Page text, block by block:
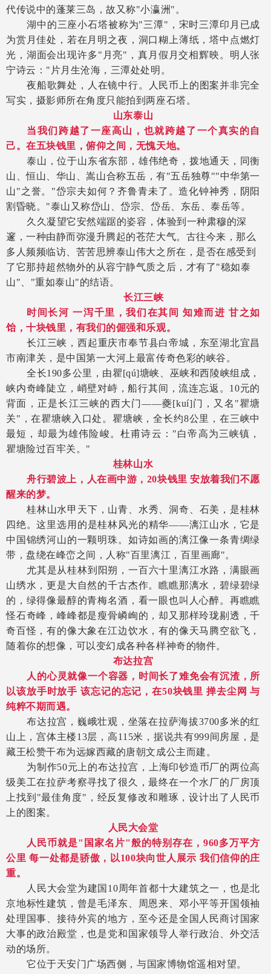
代传说中的蓬莱三岛，故又称"小瀛洲"。
湖中的三座小石塔被称为"三潭"，宋时三潭印月已成
为赏月佳处，若在月明之夜，洞口糊上薄纸，塔中点燃灯
光，湖面会出现许多"月亮"，真月假月交相辉映。明人张
宁诗云："片月生沧海，三潭处处明。
夜船歌舞处，人在镜中行。人民币上的图案并非完全
写实，摄影师所在角度只能拍到两座石塔。
山东泰山
当我们跨越了一座高山，也就跨越了一个真实的自
己。在五块钱里，俯仰之间，无愧天地。
泰山，位于山东省东部，雄伟绝奇，拨地通天，同衡
山、恒山、华山、嵩山合称五岳，有"五岳独尊""中华第一
山"之誉。"岱宗夫如何？齐鲁青未了。造化钟神秀，阴阳
割昏晓。"泰山又称岱山、岱宗、岱岳、东岳、泰岳等。
久久凝望它安然端踞的姿容，体验到一种肃穆的深
邃，一种由静而弥漫升腾起的苍茫大气。古往今来，那么
多人频频临访、苦苦思辨泰山伟大之所在，是否在感受到
了它那持超然物外的从容宁静气质之后，才有了"稳如泰
山"、"重如泰山"的结语。
长江三峡
时间长河 一泻千里，我们在其间 知难而进 甘之如
饴，十块钱里，有我们的倔强和乐观。
长江三峡，西起重庆市奉节县白帝城，东至湖北宜昌
市南津关，是中国第一大河上最富传奇色彩的峡谷。
全长190多公里，由瞿[qú]塘峡、巫峡和西陵峡组成，
峡内奇峰陡立，峭壁对峙，船行其间，流连忘返。10元的
背面，正是长江三峡的西大门——夔[kuí]门，又名"瞿塘
关"，在瞿塘峡入口处。瞿塘峡，全长约8公里，在三峡中
最短，却最为雄伟险峻。杜甫诗云："白帝高为三峡镇，
瞿塘险过百牢关。"
桂林山水
舟行碧波上，人在画中游， 20块钱里 安放着我们不愿
醒来的梦。
桂林山水甲天下，山青、水秀、洞奇、石美，是桂林
四绝。这里选用的是桂林风光的精华——漓江山水，它是
中国锦绣河山的一颗明珠。如诗如画的漓江像一条青绸绿
带，盘绕在峰峦之间，人称"百里漓江，百里画廊"。
尤其是从桂林到阳朔，一百六十里漓江水路，满眼画
山绣水，更是大自然的千古杰作。瞧瞧那漓水，碧绿碧绿
的，绿得像最醇的青梅名酒，看一眼也叫人心醉。再瞧瞧
怪石奇峰，峰峰都是瘦骨嶙峋的，却又那样玲珑剔透，千
奇百怪，有的像大象在江边饮水，有的像天马腾空欲飞，
随着你的想像，可以变幻成各种各样神奇的物件。
布达拉宫
人的心灵就像一个容器，时间长了难免会有沉渣，所
以该放手时放手 该忘记的忘记，在50块钱里 掸去尘网 与
纯粹不期而遇。
布达拉宫，巍峨壮观，坐落在拉萨海拔3700多米的红
山上，宫体主楼13层，高115米，据说共有999间房屋，是
藏王松赞干布为远嫁西藏的唐朝文成公主而建。
为制作50元上的布达拉宫，上海印钞造币厂的两位高
级美工在拉萨考察寻找了很久，最终在一个水厂的厂房顶
上找到"最佳角度"，经反复修改和雕琢，设计出了人民币
上的图案。
人民大会堂
人民币就是"国家名片"般的特别存在，960多万平方
公里 每一处都是骄傲，以100块向世人展示 我们信仰的庄
重。
人民大会堂为建国 10周年首都十大建筑之一，也是北
京地标性建筑，曾是毛泽东、周恩来、邓小平等开国领袖
处理国事、接待外宾的地方，至今还是全国人民商讨国家
大事的政治殿堂，也是党和国家领导人举行政治、外交活
动的场所。
它位于天安门广场西侧，与国家博物馆遥相对望。